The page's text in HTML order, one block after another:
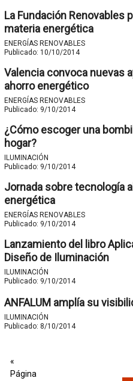
La Fundación Renovables
materia energética
ENERGÍAS RENOVABLES
Publicado: 10/10/2014
Valencia convoca nuevas
ahorro energético
ENERGÍAS RENOVABLES
Publicado: 9/10/2014
¿Cómo escoger una
hogar?
ILUMINACIÓN
Publicado: 9/10/2014
Jornada sobre tecnología
energética
ENERGÍAS RENOVABLES
Publicado: 9/10/2014
Lanzamiento del libro
Diseño de Iluminación
ILUMINACIÓN
Publicado: 9/10/2014
ANFALUM amplía su
ILUMINACIÓN
Publicado: 8/10/2014
«
Página